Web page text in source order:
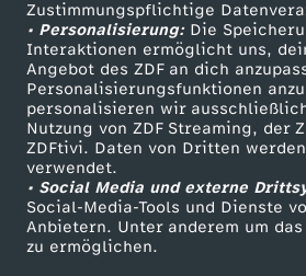
Zustimmungspflichtige
• Personalisierung:Die
Interaktionen ermöglicht uns,
Angebot des ZDF an dich
Personalisierungsfunktionen
personalisieren wir
Nutzung von ZDF Streaming, der
ZDFtivi. Daten von Dritten
verwendet.
• Social Media und externe
Social-Media-Tools und Dienste
Anbietern. Unter anderem um
zu ermöglichen.
Livestreams
Sendungen A-Z
TV-Programm
Hilfe
ZDF Unternehmen
Karriere